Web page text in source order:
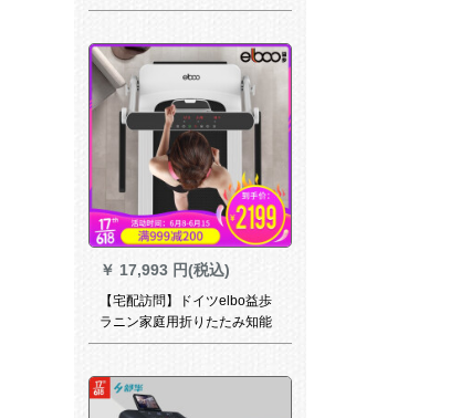
ングマシン家庭用スーパー静
HP交流モテル+LCDデビルデ
ィーイ】
￥ 17,993 円(税込)
【宅配訪問】ドイツelbo益歩
ラニン家庭用折りたたみ知能
超静音小型フティネット機材
ベル手すり】